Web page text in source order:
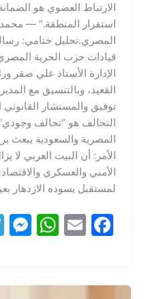
الارتباط العضوي هو
استقرار المنطقة.” —
المصري.تحليل ختامي:
قيادات حزب الحرية
الإدارة الأستاذ علي صقر
القعيد، وبالتنسيق مع
توفيق والمستشار القانوني
التحالف هو “تحالف
المصرية والسعودية يبعث
الأمر: أن البيت العربي لا
الأمني والعسكري
لمستقبل يسوده الازدهار
F
e
E
l
W
s